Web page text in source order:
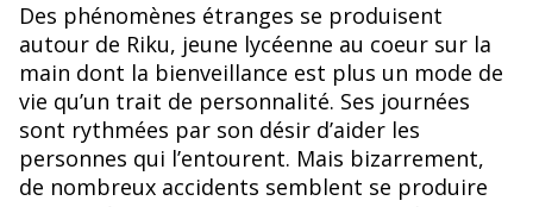
Des phénomènes étranges se produisent
autour de Riku, jeune lycéenne au coeur sur la
main dont la bienveillance est plus un mode de
vie qu’un trait de personnalité. Ses journées
sont rythmées par son désir d’aider les
personnes qui l’entourent. Mais bizarrement,
de nombreux accidents semblent se produire